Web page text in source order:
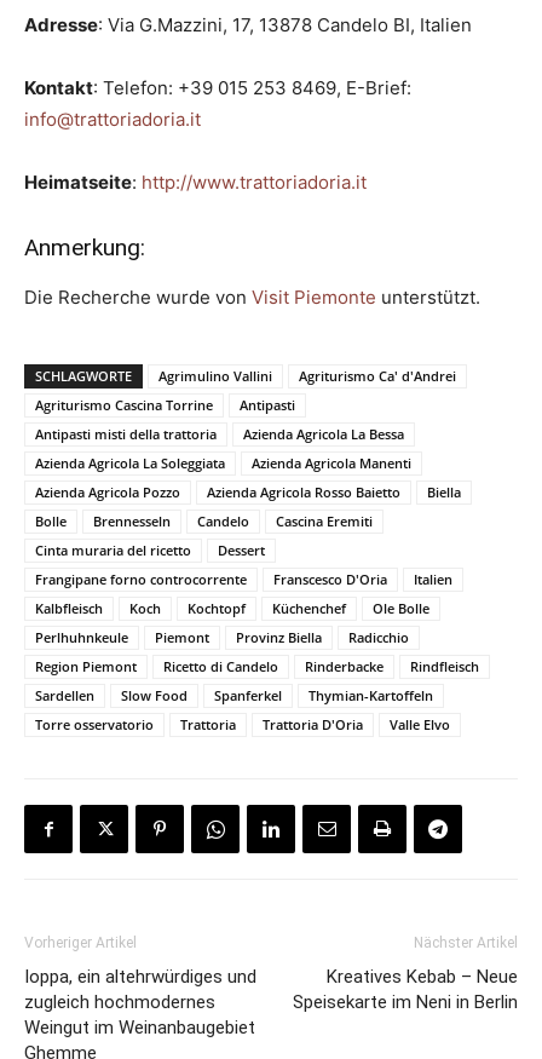
Adresse: Via G.Mazzini, 17, 13878 Candelo BI, Italien
Kontakt: Telefon: +39 015 253 8469, E-Brief:
info@trattoriadoria.it
Heimatseite: http://www.trattoriadoria.it
Anmerkung:
Die Recherche wurde von Visit Piemonte unterstützt.
SCHLAGWORTE Agrimulino Vallini
Agriturismo Ca' d'Andrei
Agriturismo Cascina Torrine
Antipasti
Antipasti misti della trattoria
Azienda Agricola La Bessa
Azienda Agricola La Soleggiata
Azienda Agricola Manenti
Azienda Agricola Pozzo
Azienda Agricola Rosso Baietto
Biella
Bolle
Brennesseln Candelo
Cascina Eremiti
Cinta muraria del ricetto
Dessert
Frangipane forno controcorrente
Franscesco D'Oria
Italien
Kalbfleisch
Koch Kochtopf Küchenchef
Ole Bolle
Perlhuhnkeule
Piemont Provinz Biella
Radicchio
Region Piemont
Ricetto di Candelo Rinderbacke
Rindfleisch
Sardellen
Slow Food Spanferkel
Thymian-Kartoffeln
Torre osservatorio
Trattoria Trattoria D'Oria Valle Elvo
Vorheriger Artikel
Ioppa, ein altehrwürdiges und
zugleich hochmodernes
Weingut im Weinanbaugebiet
Ghemme
Nächster Artikel
Kreatives Kebab – Neue
Speisekarte im Neni in Berlin